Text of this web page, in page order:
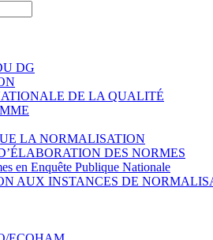
DG
DE LA QUALITÉ
LA NORMALISATION
DES NORMES
en Enquête Publique Nationale
AUX INSTANCES DE